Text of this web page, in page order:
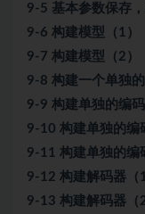
9-5 基本参数保存，
9-6 构建模型（1）
9-7 构建模型（2）
9-8 构建一个单独的
9-9 构建单独的编码
9-10 构建单独的编
9-11 构建单独的编
9-12 构建解码器（1
9-13 构建解码器（2